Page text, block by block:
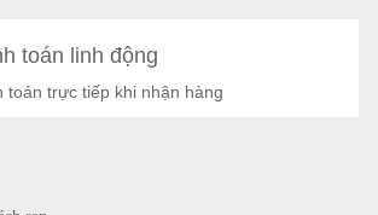
toán linh động
toán trực tiếp khi nhận hàng